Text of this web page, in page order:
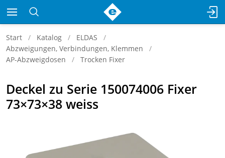
Start Katalog
ELDAS
Abzweigungen, Verbindungen, Klemmen
AP-Abzweigdosen
Trocken Fixer
Deckel zu Serie 150074006 Fixer
73×73×38 weiss